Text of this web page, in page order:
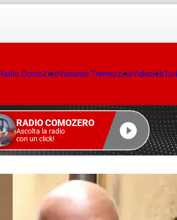
ComoZeroVariante TremezzinaVideolab
RADIO COMOZERO
Ascolta la radio
con un click!